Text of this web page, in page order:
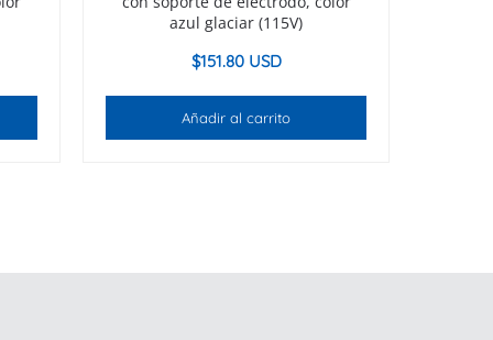
azul glaciar (115V)
$151.80 USD
Añadir al carrito